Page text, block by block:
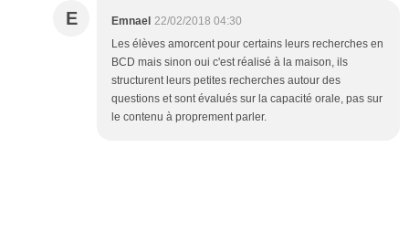
E Emnael 22/02/2018 04:30
Les élèves amorcent pour certains leurs recherches en
BCD mais sinon oui c'est réalisé à la maison, ils
structurent leurs petites recherches autour des
questions et sont évalués sur la capacité orale, pas sur
le contenu à proprement parler.